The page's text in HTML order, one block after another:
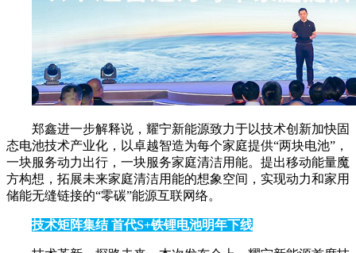
郑鑫进一步解释说，耀宁新能源致力于以技术创新加快固
态电池技术产业化，以卓越智造为每个家庭提供“两块电池”，
一块服务动力出行，一块服务家庭清洁用能。提出移动能量魔
方构想，拓展未来家庭清洁用能的想象空间，实现动力和家用
储能无缝链接的“零碳”能源互联网络。
技术矩阵集结 首代S+铁锂电池明年下线